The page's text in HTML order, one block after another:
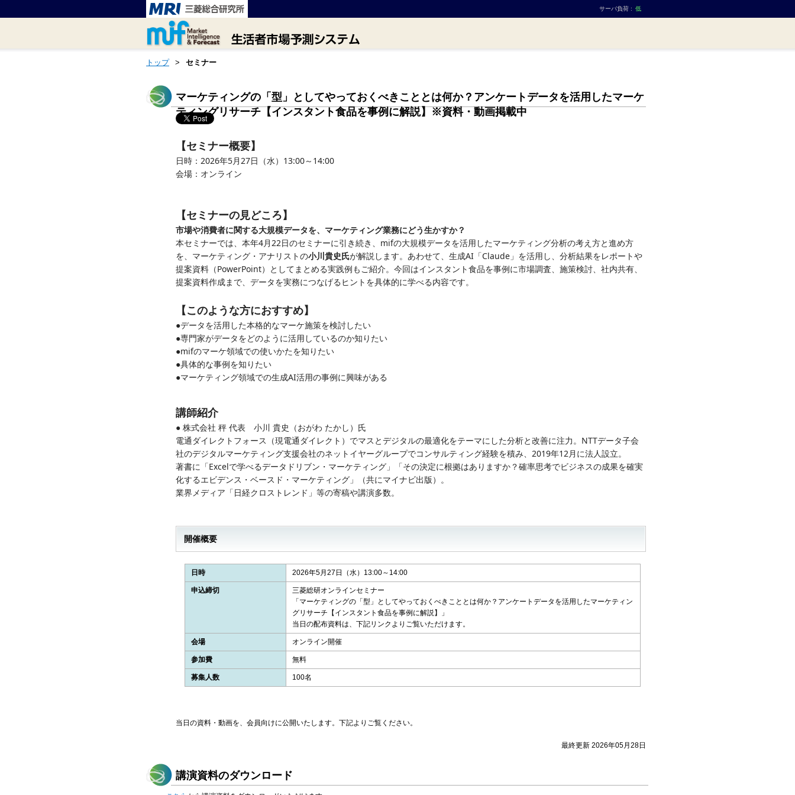
サーバ負荷 : 低
トップ > セミナー
マーケティングの「型」としてやっておくべきこととは何か？アンケートデータを活用したマーケ
ティングリサーチ【インスタント食品を事例に解説】※資料・動画掲載中
【セミナー概要】
日時：2026年5月27日（水）13:00～14:00
会場：オンライン
【セミナーの見どころ】
市場や消費者に関する大規模データを、マーケティング業務にどう生かすか？
本セミナーでは、本年4月22日のセミナーに引き続き、mifの大規模データを活用したマーケティング分析の考え方と進め方
を、マーケティング・アナリストの小川貴史氏が解説します。あわせて、生成AI「Claude」を活用し、分析結果をレポートや
提案資料（PowerPoint）としてまとめる実践例もご紹介。今回はインスタント食品を事例に市場調査、施策検討、社内共有、
提案資料作成まで、データを実務につなげるヒントを具体的に学べる内容です。
【このような方におすすめ】
●データを活用した本格的なマーケ施策を検討したい
●専門家がデータをどのように活用しているのか知りたい
●mifのマーケ領域での使いかたを知りたい
●具体的な事例を知りたい
●マーケティング領域での生成AI活用の事例に興味がある
講師紹介
● 株式会社 秤 代表 小川 貴史（おがわ たかし）氏
電通ダイレクトフォース（現電通ダイレクト）でマスとデジタルの最適化をテーマにした分析と改善に注力。NTTデータ子会
社のデジタルマーケティング支援会社のネットイヤーグループでコンサルティング経験を積み、2019年12月に法人設立。
著書に「Excelで学べるデータドリブン・マーケティング」「その決定に根拠はありますか？確率思考でビジネスの成果を確実
化するエビデンス・ベースド・マーケティング」（共にマイナビ出版）。
業界メディア「日経クロストレンド」等の寄稿や講演多数。
開催概要
日時 2026年5月27日（水）13:00～14:00
申込締切
三菱総研オンラインセミナー
「マーケティングの「型」としてやっておくべきこととは何か？アンケートデータを活用したマーケティン
グリサーチ【インスタント食品を事例に解説】」
当日の配布資料は、下記リンクよりご覧いただけます。
会場 オンライン開催
参加費 無料
募集人数 100名
当日の資料・動画を、会員向けに公開いたします。下記よりご覧ください。
最終更新 2026年05月28日
講演資料のダウンロード